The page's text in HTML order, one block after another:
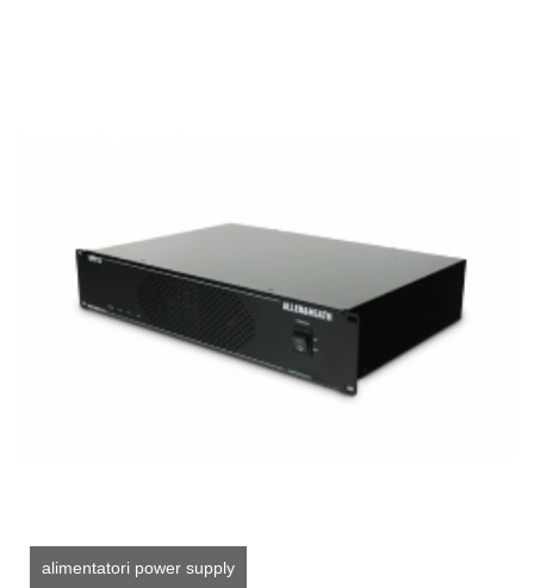
alimentatori power supply